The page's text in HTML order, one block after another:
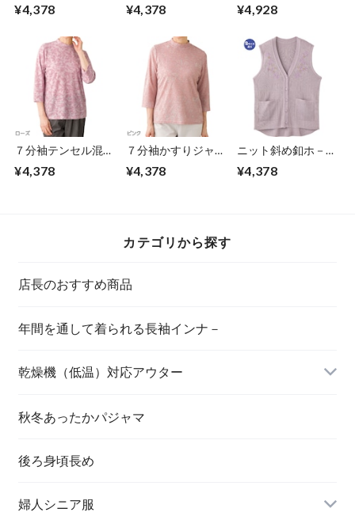
¥4,378 ¥4,378
人）
¥4,928
７分袖テンセル混ジ
（婦人）
¥4,378
７分袖かすりジャガ
人）
¥4,378
ニット斜め釦ホ－ル
人）
¥4,378
カテゴリから探す
店長のおすすめ商品
年間を通して着られる長袖インナ－
乾燥機（低温）対応アウター
秋冬あったかパジャマ
後ろ身頃長め
婦人シニア服